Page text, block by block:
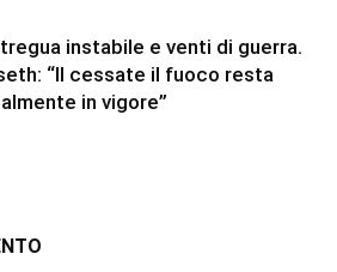
testo
instabile e venti di guerra.
“Il cessate il fuoco resta
in vigore”